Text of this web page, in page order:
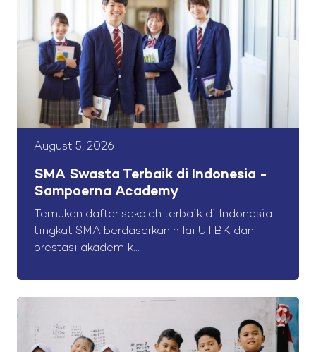
August 5, 2026
SMA Swasta Terbaik di Indonesia -
Sampoerna Academy
Temukan daftar sekolah terbaik di Indonesia
tingkat SMA berdasarkan nilai UTBK dan
prestasi akademik...